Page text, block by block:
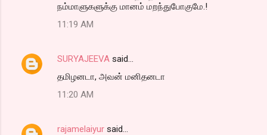
நம்மாளுகளுக்கு மானம் மறந்துபோகுமே.!
11:19 AM
SURYAJEEVA said…
தமிழனடா, அவன் மனிதனடா
11:20 AM
rajamelaiyur said…